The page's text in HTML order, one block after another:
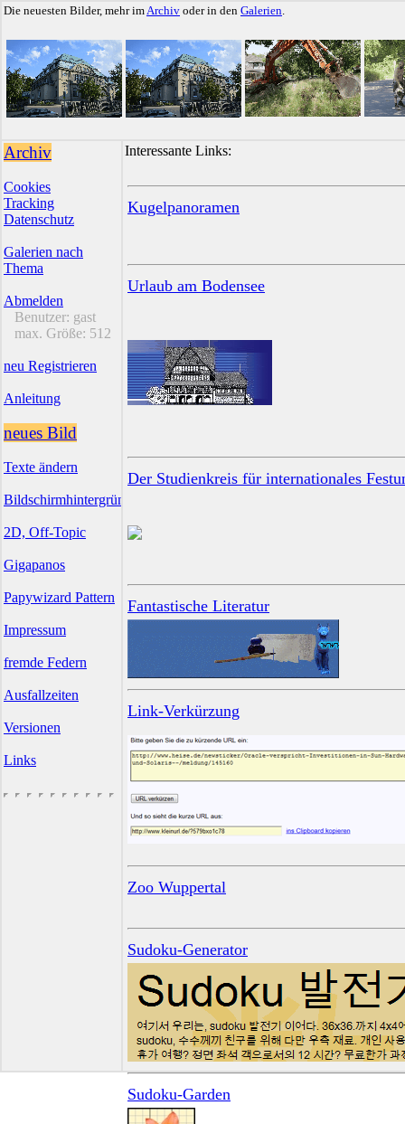
Die neuesten Bilder, mehr imArchiv oder in den Galerien.
Archiv
Cookies
Tracking
Datenschutz
Galerien nach
Thema
Abmelden
Benutzer: gast
max. Größe: 512
neu Registrieren
Anleitung
neues Bild
Texte ändern
Bildschirmhintergründe
2D, Off-Topic
Gigapanos
Papywizard Pattern
Impressum
fremde Federn
Ausfallzeiten
Versionen
Links
Interessante Links:
Kugelpanoramen
Urlaub am Bodensee
Der Studienkreis für internationales
Fantastische Literatur
Link-Verkürzung
Zoo Wuppertal
Sudoku-Generator
Sudoku-Garden